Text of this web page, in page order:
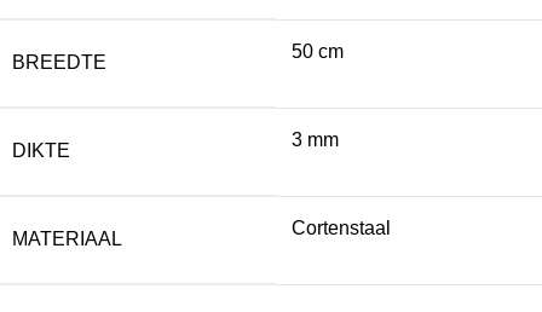
BREEDTE
50 cm
DIKTE
3 mm
MATERIAAL
Cortenstaal